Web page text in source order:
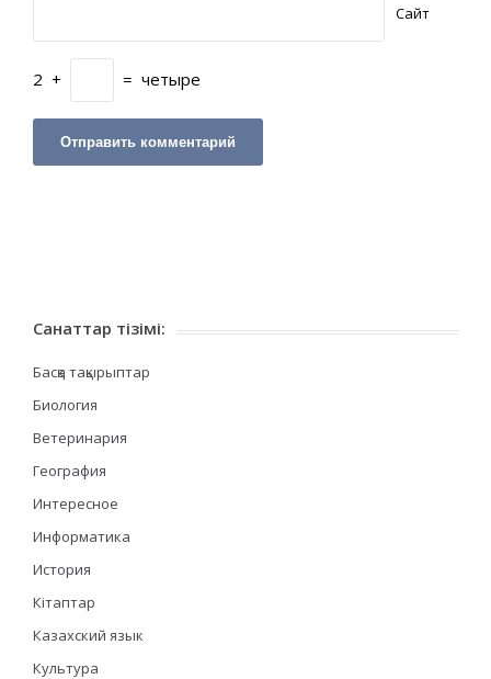
Сайт
2 + = четыре
Санаттар тізімі:
Басқа тақырыптар
Биология
Ветеринария
География
Интересное
Информатика
История
Кітаптар
Казахский язык
Культура